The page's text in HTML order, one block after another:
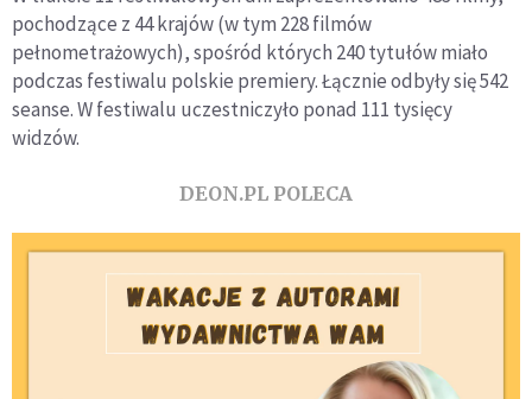
pochodzące z 44 krajów (w tym 228 filmów
pełnometrażowych), spośród których 240 tytułów miało
podczas festiwalu polskie premiery. Łącznie odbyły się 542
seanse. W festiwalu uczestniczyło ponad 111 tysięcy
widzów.
DEON.PL POLECA